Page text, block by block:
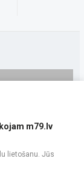
m79.lv
lietošanu. Jūs